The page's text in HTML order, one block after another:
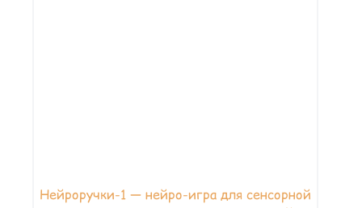
Нейроручки-1 — нейро-игра для сенсорной